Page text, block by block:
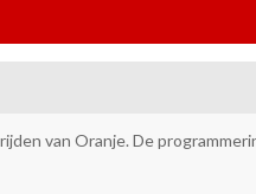
van Oranje. De